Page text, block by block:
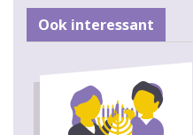
Ook interessant